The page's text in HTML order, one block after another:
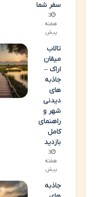
سفر شما
3
هفته
پیش
تالاب
میقان
اراک –
جاذبه
های
دیدنی
شهر و
راهنمای
کامل
بازدید
3
هفته
پیش
جاذبه